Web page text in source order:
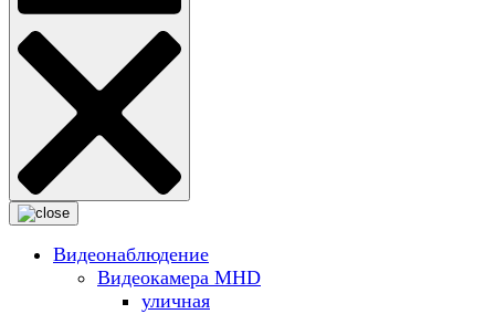
Видеонаблюдение
Видеокамера MНD
уличная